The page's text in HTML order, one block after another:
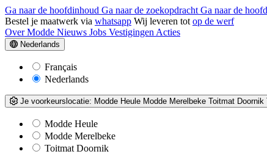
Ga naar de hoofdinhoud Ga naar de zoekopdracht Ga naar de
Bestel je maatwerk via whatsapp Wij leveren tot op de werf
Over Modde Nieuws Jobs Vestigingen Acties
Nederlands
Français
Nederlands
Je voorkeurslocatie: Modde Heule Modde Merelbeke Toitmat Doornik
Modde Heule
Modde Merelbeke
Toitmat Doornik